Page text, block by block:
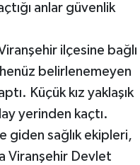
anlar güvenlik
ilçesine bağlı
belirlenemeyen
Küçük kız yaklaşık
yerinden kaçtı.
giden sağlık ekipleri,
Viranşehir Devlet